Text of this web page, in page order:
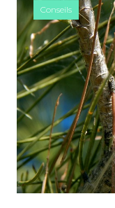
Conseils
A PROPOS